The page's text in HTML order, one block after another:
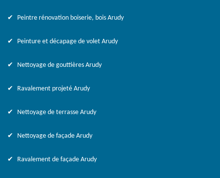
Peintre rénovation boiserie, bois Arudy
Peinture et décapage de volet Arudy
Nettoyage de gouttières Arudy
Ravalement projeté Arudy
Nettoyage de terrasse Arudy
Nettoyage de façade Arudy
Ravalement de façade Arudy